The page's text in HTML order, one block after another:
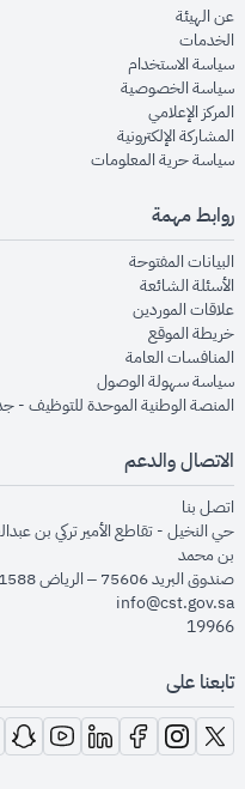
عن الهيئةopens in new window
الخدماتopens in new window
سياسة الاستخدام
سياسة الخصوصيةin new window
المركز الإعلاميin new window
المشاركة الإلكترونيةin new window
سياسة حرية المعلوماتwindow
روابط مهمة
البيانات المفتوحةin new window
الأسئلة الشائعةin new window
علاقات الموردينin new window
خريطة الموقعin new window
المنافسات العامةin new window
سياسة سهولة الوصولnew window
المنصة الوطنية الموحدة للتوظيف -
الاتصال والدعم
اتصل بنا
حي النخيل - تقاطع الأمير تركي بن
بن محمد
صندوق البريد 75606 – الرياض 11588
info@cst.gov.sa
19966
تابعنا على
opens in new window
opens in new window
opens in new window
in new window
window